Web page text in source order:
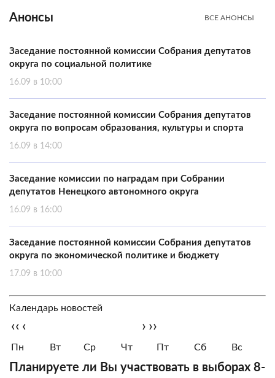
Анонсы ВСЕ АНОНСЫ
Заседание постоянной комиссии Собрания депутатов
округа по социальной политике
16.09 в 10:00
Заседание постоянной комиссии Собрания депутатов
округа по вопросам образования, культуры и спорта
16.09 в 14:00
Заседание комиссии по наградам при Собрании
депутатов Ненецкого автономного округа
16.09 в 16:00
Заседание постоянной комиссии Собрания депутатов
округа по экономической политике и бюджету
17.09 в 10:00
Календарь новостей
‹‹ ‹ › ››
Пн Вт Ср Чт Пт Сб Вс
Планируете ли Вы участвовать в выборах 8-